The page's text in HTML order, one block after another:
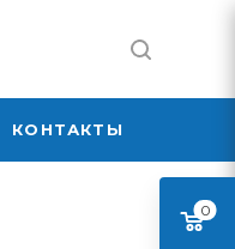
КОНТАКТЫ
0